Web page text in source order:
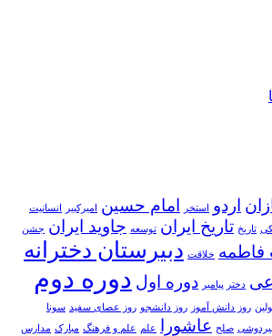
اردو استخر امام حسین امیرکبیر انسانیت
تاریخ تاریخ ایران توسعه جاوید ایران جشن
خلاقت دبیرستان دخترانه
دختر پیامبر دوره اول دوره دوم
روز دانش آموز روز دانشجو روز عصای سفید سونا
صلح عاشورا علم علم و فرهنگ مبارک مدارس